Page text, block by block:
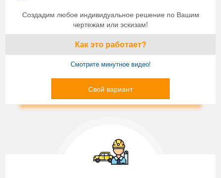
Создадим любое индивидуальное решение по Вашим
чертежам или эскизам!
Как это работает?
Смотрите минутное видео!
Свой вариант